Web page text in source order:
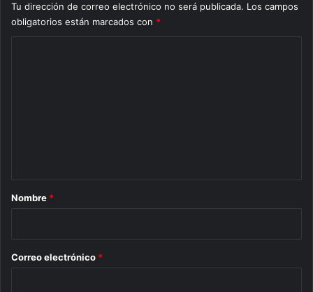
Tu dirección de correo electrónico no será publicada. Los campos
obligatorios están marcados con *
r
*
Nombre *
Correo electrónico *